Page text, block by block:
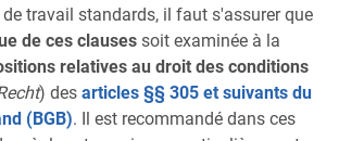
travail standards, il faut s'assurer que
de ces clauses soit examinée à la
relatives au droit des conditions
) des articles §§ 305 et suivants du
(BGB). Il est recommandé dans ces